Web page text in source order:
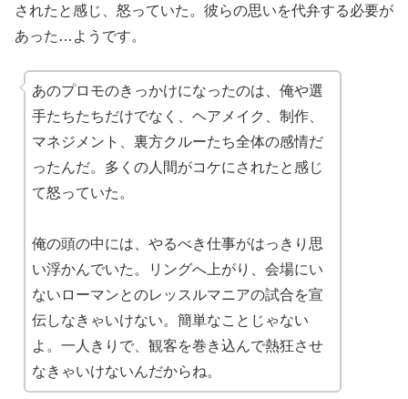
されたと感じ、怒っていた。彼らの思いを代弁する必要が
あった…ようです。
あのプロモのきっかけになったのは、俺や選
手たちたちだけでなく、ヘアメイク、制作、
マネジメント、裏方クルーたち全体の感情だ
ったんだ。多くの人間がコケにされたと感じ
て怒っていた。
俺の頭の中には、やるべき仕事がはっきり思
い浮かんでいた。リングへ上がり、会場にい
ないローマンとのレッスルマニアの試合を宣
伝しなきゃいけない。簡単なことじゃない
よ。一人きりで、観客を巻き込んで熱狂させ
なきゃいけないんだからね。